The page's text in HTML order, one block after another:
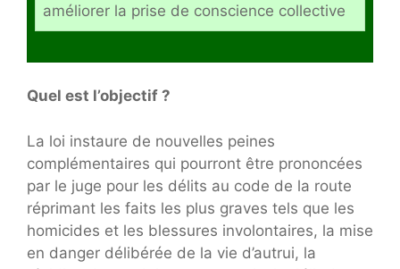
améliorer la prise de conscience collective
Quel est l’objectif ?
La loi instaure de nouvelles peines
complémentaires qui pourront être prononcées
par le juge pour les délits au code de la route
réprimant les faits les plus graves tels que les
homicides et les blessures involontaires, la mise
en danger délibérée de la vie d’autrui, la